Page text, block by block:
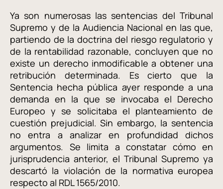
Ya son numerosas las sentencias del Tribunal
Supremo y de la Audiencia Nacional en las que,
partiendo de la doctrina del riesgo regulatorio y
de la rentabilidad razonable, concluyen que no
existe un derecho inmodificable a obtener una
retribución determinada. Es cierto que la
Sentencia hecha pública ayer responde a una
demanda en la que se invocaba el Derecho
Europeo y se solicitaba el planteamiento de
cuestión prejudicial. Sin embargo, la sentencia
no entra a analizar en profundidad dichos
argumentos. Se limita a constatar cómo en
jurisprudencia anterior, el Tribunal Supremo ya
descartó la violación de la normativa europea
respecto al RDL 1565/2010.